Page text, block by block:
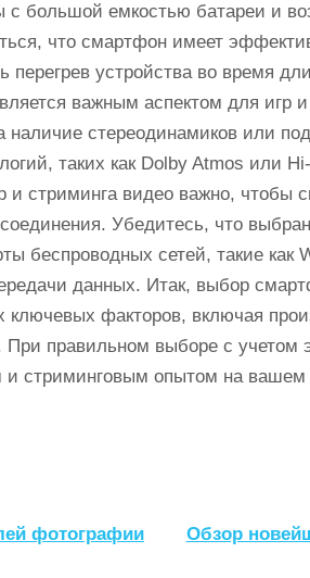
с большой емкостью батареи и
что смартфон имеет
перегрев устройства во время
важным аспектом для игр
стереодинамиков или
таких как Dolby Atmos или
и стриминга видео важно,
Убедитесь, что
беспроводных сетей, такие как
данных. Итак, выбор
ключевых факторов, включая
При правильном выборе с учетом
стриминговым опытом на вашем
фотографии Обзор